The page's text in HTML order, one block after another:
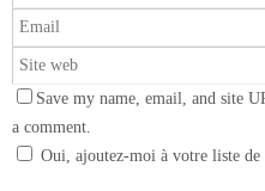
Save my name, email, and site
a comment.
Oui, ajoutez-moi à votre liste